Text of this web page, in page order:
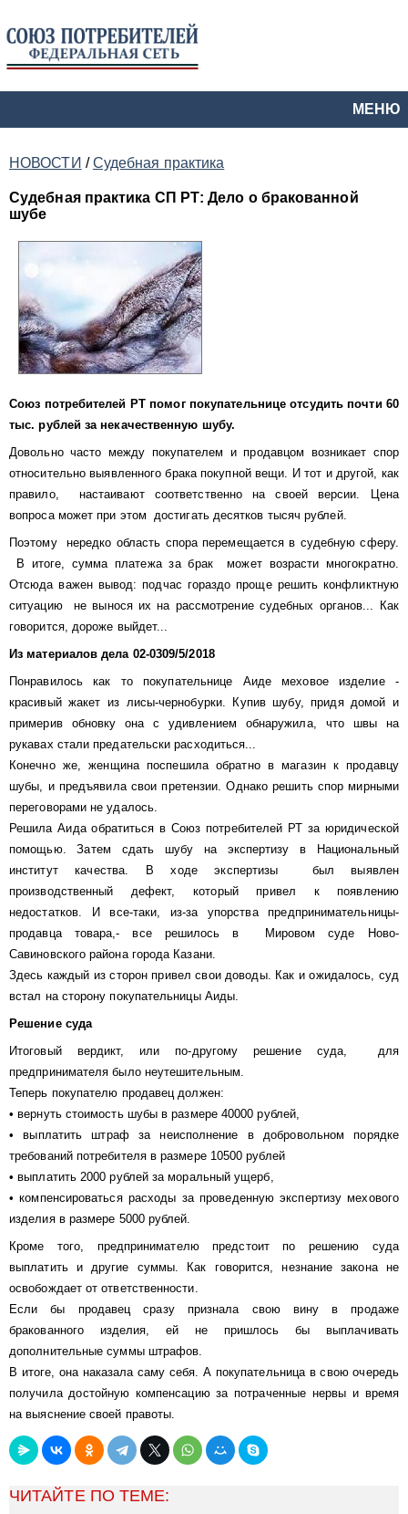
МЕНЮ
НОВОСТИ /Судебная практика
Судебная практика СП РТ: Дело о бракованной
шубе
Союз потребителей РТ помог покупательнице отсудить почти 60
тыс. рублей за некачественную шубу.
Довольно часто между покупателем и продавцом возникает спор
относительно выявленного брака покупной вещи. И тот и другой, как
правило, настаивают соответственно на своей версии. Цена
вопроса может при этом достигать десятков тысяч рублей.
Поэтому нередко область спора перемещается в судебную сферу.
В итоге, сумма платежа за брак может возрасти многократно.
Отсюда важен вывод: подчас гораздо проще решить конфликтную
ситуацию не вынося их на рассмотрение судебных органов... Как
говорится, дороже выйдет...
Из материалов дела 02-0309/5/2018
Понравилось как то покупательнице Аиде меховое изделие -
красивый жакет из лисы-чернобурки. Купив шубу, придя домой и
примерив обновку она с удивлением обнаружила, что швы на
рукавах стали предательски расходиться...
Конечно же, женщина поспешила обратно в магазин к продавцу
шубы, и предъявила свои претензии. Однако решить спор мирными
переговорами не удалось.
Решила Аида обратиться в Союз потребителей РТ за юридической
помощью. Затем сдать шубу на экспертизу в Национальный
институт качества. В ходе экспертизы был выявлен
производственный дефект, который привел к появлению
недостатков. И все-таки, из-за упорства предпринимательницы-
продавца товара,- все решилось в Мировом суде Ново-
Савиновского района города Казани.
Здесь каждый из сторон привел свои доводы. Как и ожидалось, суд
встал на сторону покупательницы Аиды.
Решение суда
Итоговый вердикт, или по-другому решение суда, для
предпринимателя было неутешительным.
Теперь покупателю продавец должен:
• вернуть стоимость шубы в размере 40000 рублей,
• выплатить штраф за неисполнение в добровольном порядке
требований потребителя в размере 10500 рублей
• выплатить 2000 рублей за моральный ущерб,
• компенсироваться расходы за проведенную экспертизу мехового
изделия в размере 5000 рублей.
Кроме того, предпринимателю предстоит по решению суда
выплатить и другие суммы. Как говорится, незнание закона не
освобождает от ответственности.
Если бы продавец сразу признала свою вину в продаже
бракованного изделия, ей не пришлось бы выплачивать
дополнительные суммы штрафов.
В итоге, она наказала саму себя. А покупательница в свою очередь
получила достойную компенсацию за потраченные нервы и время
на выяснение своей правоты.
ЧИТАЙТЕ ПО ТЕМЕ: